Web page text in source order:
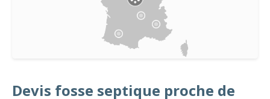
Devis fosse septique proche de